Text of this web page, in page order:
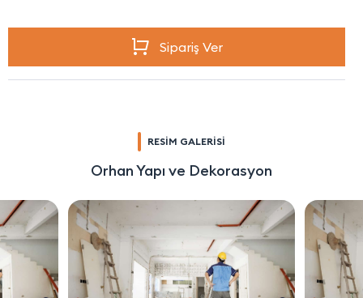
Sipariş Ver
RESİM GALERİSİ
Orhan Yapı ve Dekorasyon